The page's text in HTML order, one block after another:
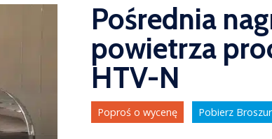
Pośrednia
powietrza
HTV-N
Poproś o wycenę Pobierz